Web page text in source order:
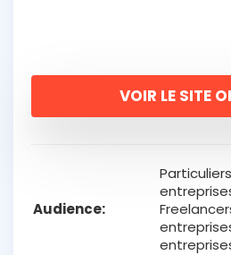
VOIR LE SITE
Audience